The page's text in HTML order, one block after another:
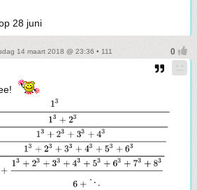
28 juni
14 maart 2018 @ 23:36 • 111